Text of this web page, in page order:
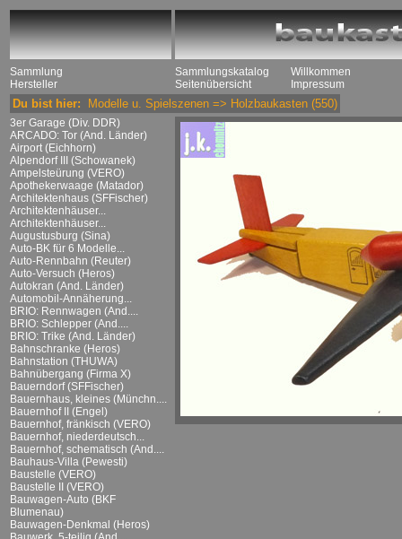
Sammlung
Hersteller
Sammlungskatalog
Seitenübersicht
Willkommen
Impressum
Du bist hier: Modelle u. Spielszenen => Holzbaukasten (550)
3er Garage (Div. DDR)
ARCADO: Tor (And. Länder)
Airport (Eichhorn)
Alpendorf III (Schowanek)
Ampelsteürung (VERO)
Apothekerwaage (Matador)
Architektenhaus (SFFischer)
Architektenhäuser...
Architektenhäuser...
Augustusburg (Sina)
Auto-BK für 6 Modelle...
Auto-Rennbahn (Reuter)
Auto-Versuch (Heros)
Autokran (And. Länder)
Automobil-Annäherung...
BRIO: Rennwagen (And....
BRIO: Schlepper (And....
BRIO: Trike (And. Länder)
Bahnschranke (Heros)
Bahnstation (THUWA)
Bahnübergang (Firma X)
Bauerndorf (SFFischer)
Bauernhaus, kleines (Münchn....
Bauernhof II (Engel)
Bauernhof, fränkisch (VERO)
Bauernhof, niederdeutsch...
Bauernhof, schematisch (And....
Bauhaus-Villa (Pewesti)
Baustelle (VERO)
Baustelle II (VERO)
Bauwagen-Auto (BKF
Blumenau)
Bauwagen-Denkmal (Heros)